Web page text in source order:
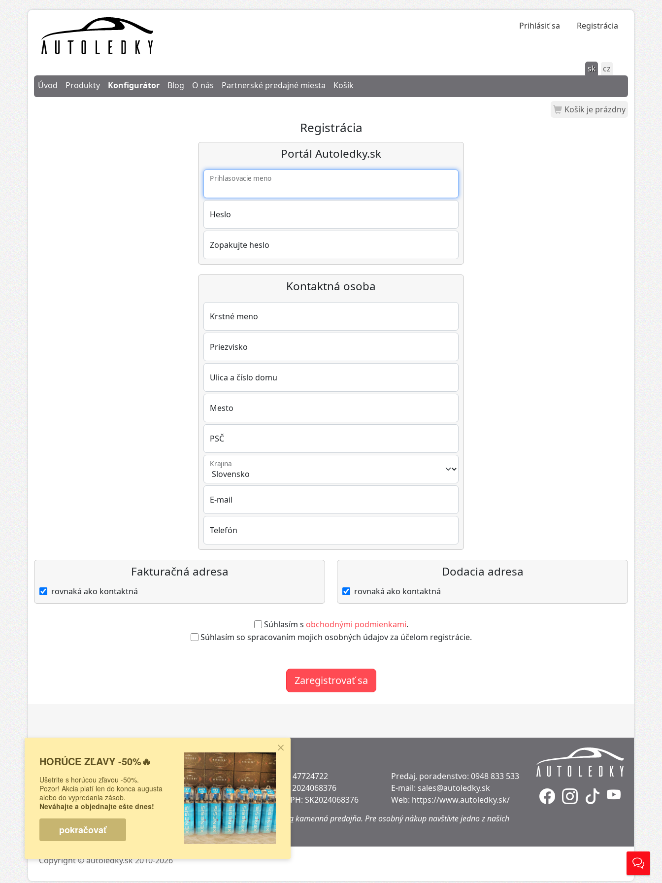
Prihlásiť sa Registrácia
sk
cz
Úvod
Produkty Konfigurátor Blog O nás Partnerské predajné miesta Košík
Košík je prázdny
Registrácia
Portál Autoledky.sk
Prihlasovacie meno
Heslo
Zopakujte heslo
Kontaktná osoba
Krstné meno
Priezvisko
Ulica a číslo domu
Mesto
PSČ
Krajina
E-mail
Telefón
Fakturačná adresa
rovnaká ako kontaktná
Dodacia adresa
rovnaká ako kontaktná
Súhlasím s obchodnými podmienkami.
Súhlasím so spracovaním mojich osobných údajov za účelom registrácie.
Zaregistrovať sa
Informácie
Doprava a platba
Obchodné podmienky
Odstúpenie od zmluvy
Reklamačný protokol
Kontakt
LED House s.r.o.
Šuhajova 1207/40
040 18 Košice
Slovensko
IČO: 47724722
DIČ: 2024068376
IČ DPH: SK2024068376
Predaj, poradenstvo: 0948 833 533
E-mail: sales@autoledky.sk
Web: https://www.autoledky.sk/
Na tejto adrese sanenachádzakamenná predajňa. Pre osobný nákup navštívte jedno z našich
predajných miest.
Copyright © autoledky.sk 2010-2026
HORÚCE ZĽAVY -50%🔥
Ušetrite s horúcou zľavou -50%.
Pozor! Akcia platí len do konca augusta
alebo do vypredania zásob.
Neváhajte a objednajte ešte dnes!
pokračovať